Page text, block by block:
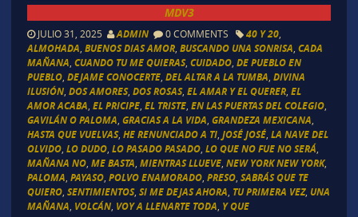
MDV3
JULIO 31, 2025 ADMIN 0 COMMENTS 40 Y 20,
ALMOHADA BUENOS DIAS AMOR, BUSCANDO UNA SONRISA CADA
MAÑANA CUANDO TU ME QUIERAS, CUIDADO, DE PUEBLO EN
PUEBLO, DEJAME CONOCERTE, DEL ALTAR A LA TUMBA DIVINA
ILUSIÓN, DOS AMORES, DOS ROSAS, EL AMAR Y EL QUERER, EL
AMOR ACABA EL PRICIPE, EL TRISTE, EN LAS PUERTAS DEL COLEGIO,
GAVILÁN O PALOMA GRACIAS A LA VIDA GRANDEZA MEXICANA
HASTA QUE VUELVAS, HE RENUNCIADO A TI, JOSÉ JOSÉ, LA NAVE DEL
OLVIDO, LO DUDO, LO PASADO PASADO, LO QUE NO FUE NO SERÁ
MAÑANA NO, ME BASTA MIENTRAS LLUEVE, NEW YORK NEW YORK,
PALOMA PAYASO, POLVO ENAMORADO, PRESO, SABRÁS QUE TE
QUIERO, SENTIMIENTOS, SI ME DEJAS AHORA TU PRIMERA VEZ, UNA
MAÑANA VOLCÁN, VOY A LLENARTE TODA Y QUE